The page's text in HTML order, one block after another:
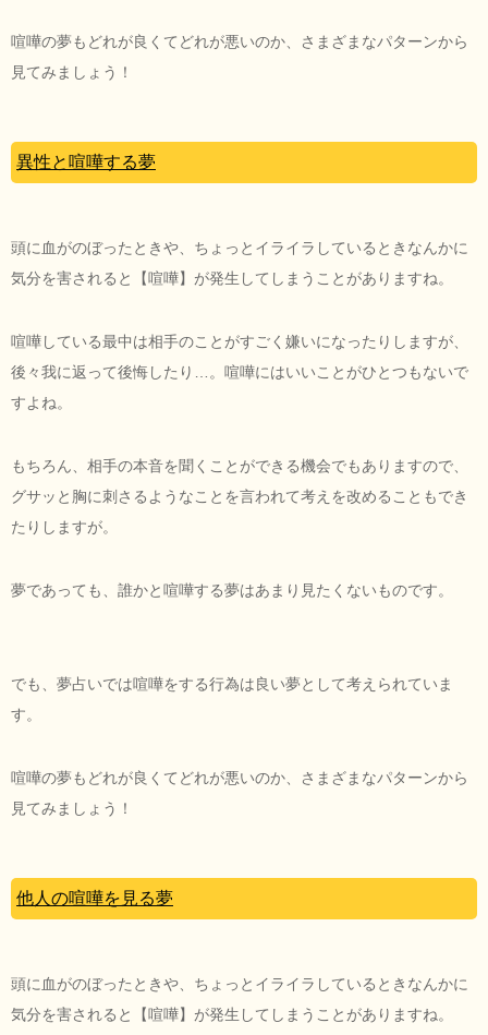
喧嘩の夢もどれが良くてどれが悪いのか、さまざまなパターンから
見てみましょう！
異性と喧嘩する夢
頭に血がのぼったときや、ちょっとイライラしているときなんかに
気分を害されると【喧嘩】が発生してしまうことがありますね。
喧嘩している最中は相手のことがすごく嫌いになったりしますが、
後々我に返って後悔したり…。喧嘩にはいいことがひとつもないで
すよね。
もちろん、相手の本音を聞くことができる機会でもありますので、
グサッと胸に刺さるようなことを言われて考えを改めることもでき
たりしますが。
夢であっても、誰かと喧嘩する夢はあまり見たくないものです。
でも、夢占いでは喧嘩をする行為は良い夢として考えられていま
す。
喧嘩の夢もどれが良くてどれが悪いのか、さまざまなパターンから
見てみましょう！
他人の喧嘩を見る夢
頭に血がのぼったときや、ちょっとイライラしているときなんかに
気分を害されると【喧嘩】が発生してしまうことがありますね。